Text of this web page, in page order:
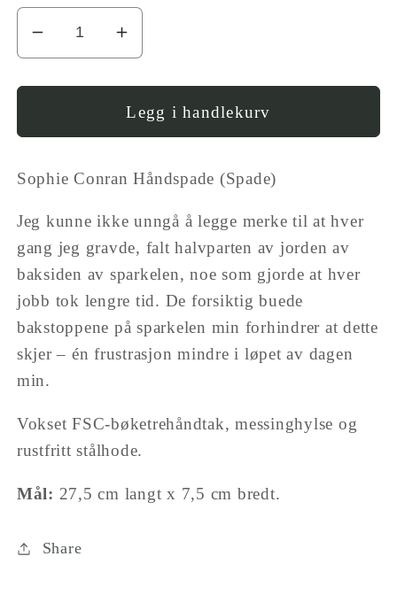
Error:
Missing
interpolation
value
for
antall
for
{{
produkt
}}&quot;
Øk
antallet
for
SC
Håndspade
Legg i handlekurv
Sophie Conran Håndspade (Spade)
Jeg kunne ikke unngå å legge merke til at hver
gang jeg gravde, falt halvparten av jorden av
baksiden av sparkelen, noe som gjorde at hver
jobb tok lengre tid. De forsiktig buede
bakstoppene på sparkelen min forhindrer at dette
skjer – én frustrasjon mindre i løpet av dagen
min.
Vokset FSC-bøketrehåndtak, messinghylse og
rustfritt stålhode.
Mål: 27,5 cm langt x 7,5 cm bredt.
Share